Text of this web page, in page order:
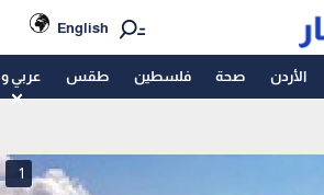
English
الأردن صحة فلسطين طقس عربي
1